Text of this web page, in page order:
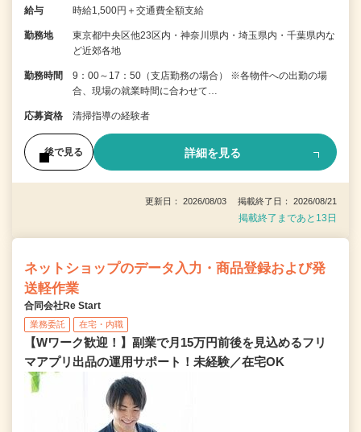
給与 時給1,500円＋交通費全額支給
勤務地
東京都中央区他23区内・神奈川県内・埼玉県内・千葉県内な
ど近郊各地
勤務時間
9：00～17：50（支店勤務の場合） ※各物件への出勤の場
合、現場の就業時間に合わせて…
応募資格 清掃指導の経験者
後で見る 詳細を見る
更新日： 2026/08/03 掲載終了日： 2026/08/21
掲載終了まであと13日
ネットショップのデータ入力・商品登録および発
送軽作業
合同会社Re Start
業務委託 在宅・内職
【Wワーク歓迎！】副業で月15万円前後を見込めるフリ
マアプリ出品の運用サポート！未経験／在宅OK